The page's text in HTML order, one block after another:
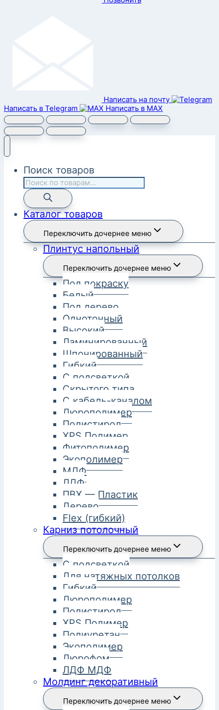
Написать на почту
Написать в Telegram
Написать в MAX
Поиск товаров
Каталог товаров
Переключить дочернее меню
Плинтус напольный
Переключить дочернее меню
Под покраску
Белый
Под дерево
Однотонный
Высокий
Ламинированный
Шпонированный
Гибкий
С подсветкой
Скрытого типа
С кабель-каналом
Дюрополимер
Полистирол
XPS Полимер
Фитополимер
Экополимер
МДФ
ЛДФ
ПВХ — Пластик
Дерево
Flex (гибкий)
Карниз потолочный
Переключить дочернее меню
С подсветкой
Для натяжных потолков
Гибкий
Дюрополимер
Полистирол
XPS Полимер
Полиуретан
Экополимер
Дюрофом
ЛДФ МДФ
Молдинг декоративный
Переключить дочернее меню